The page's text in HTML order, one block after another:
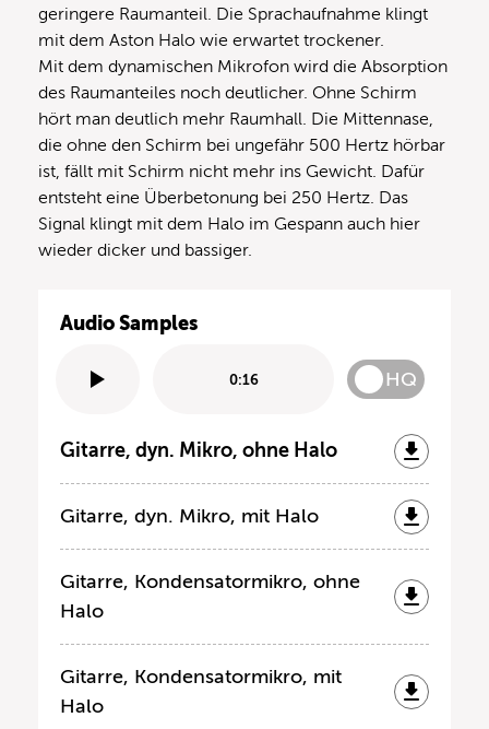
geringere Raumanteil. Die Sprachaufnahme klingt
mit dem Aston Halo wie erwartet trockener.
Mit dem dynamischen Mikrofon wird die Absorption
des Raumanteiles noch deutlicher. Ohne Schirm
hört man deutlich mehr Raumhall. Die Mittennase,
die ohne den Schirm bei ungefähr 500 Hertz hörbar
ist, fällt mit Schirm nicht mehr ins Gewicht. Dafür
entsteht eine Überbetonung bei 250 Hertz. Das
Signal klingt mit dem Halo im Gespann auch hier
wieder dicker und bassiger.
Audio Samples
0:16 HQ
Gitarre, dyn. Mikro, ohne Halo
Gitarre, dyn. Mikro, mit Halo
Gitarre, Kondensatormikro, ohne
Halo
Gitarre, Kondensatormikro, mit
Halo